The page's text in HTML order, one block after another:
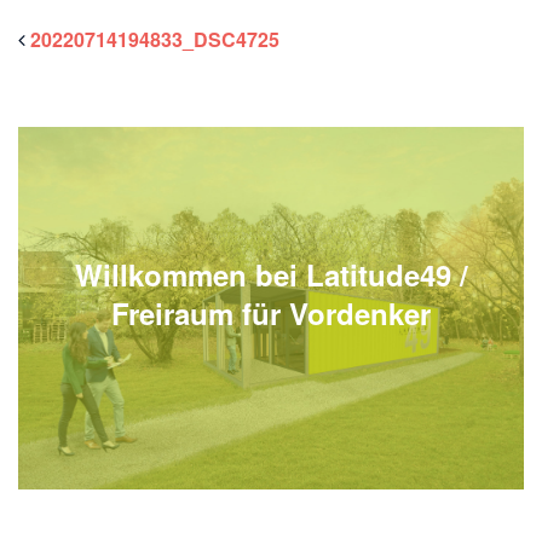
20220714194833_DSC4725
Willkommen bei Latitude49 /
Freiraum für Vordenker